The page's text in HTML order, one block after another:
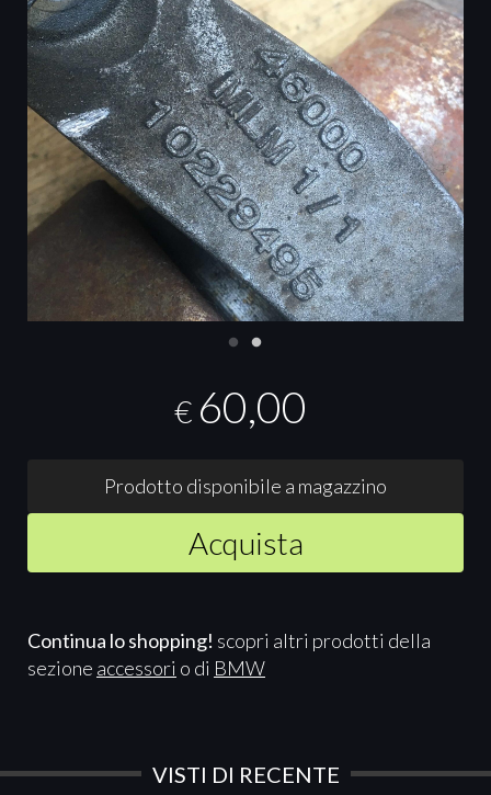
€ 60,00
Prodotto disponibile a magazzino
Acquista
Continua lo shopping! scopri altri prodotti della
sezione accessori o di BMW
VISTI DI RECENTE